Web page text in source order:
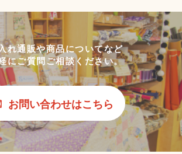
れ通販や商品についてなど
にご質問ご相談ください。
お問い合わせはこちら